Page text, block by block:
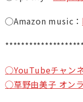
◯Amazon music：
◯YouTubeチャン
◯草野由美子 オン